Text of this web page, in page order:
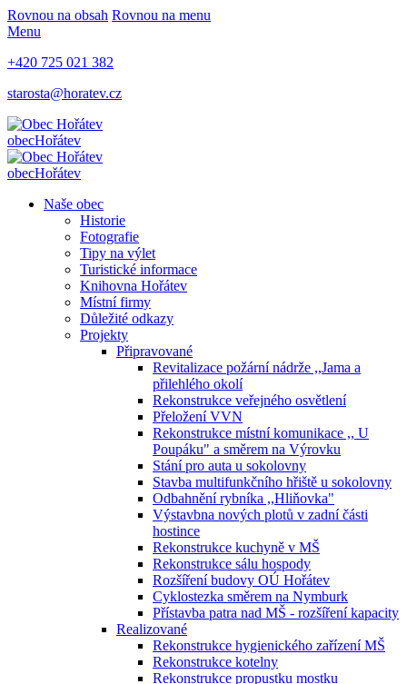
Rovnou na obsah Rovnou na menu
Menu
+420 725 021 382
starosta@horatev.cz
obecHořátev
obecHořátev
Naše obec
Historie
Fotografie
Tipy na výlet
Turistické informace
Knihovna Hořátev
Místní firmy
Důležité odkazy
Projekty
Připravované
Revitalizace požární nádrže ,,Jama a
přilehlého okolí
Rekonstrukce veřejného osvětlení
Přeložení VVN
Rekonstrukce místní komunikace ,, U
Poupáku" a směrem na Výrovku
Stání pro auta u sokolovny
Stavba multifunkčního hřiště u sokolovny
Odbahnění rybníka ,,Hliňovka"
Výstavbna nových plotů v zadní části
hostince
Rekonstrukce kuchyně v MŠ
Rekonstrukce sálu hospody
Rozšíření budovy OÚ Hořátev
Cyklostezka směrem na Nymburk
Přístavba patra nad MŠ - rozšíření kapacity
Realizované
Rekonstrukce hygienického zařízení MŠ
Rekonstrukce kotelny
Rekonstrukce propustku mostku